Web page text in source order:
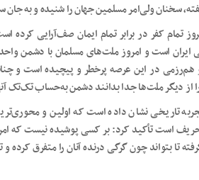
سخنان ولی‌امر مسلمین جهان را شنیده و به جان
تمام کفر در برابر تمام ایمان صف‌آرایی
است و امروز ملت‌های مسلمان با دشمن
در این عرصه پرخطر و پیچیده است و
از دیگر ملت‌ها جدا بدانند دشمن به‌حساب تک‌تک
تاریخی نشان داده است که اولین و
است تأکید کرد: بر کسی پوشیده نیست که
تا بتواند چون گرگی درنده آنان را متفرق کرده